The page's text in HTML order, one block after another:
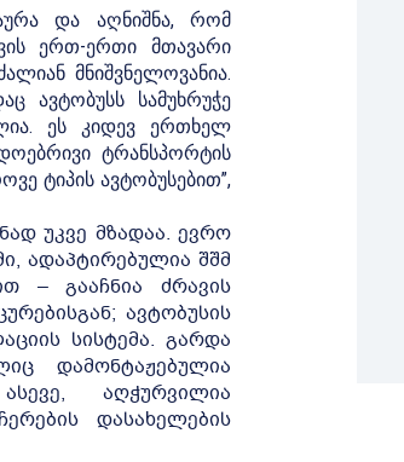
და აღნიშნა, რომ
ერთ-ერთი მთავარი
მნიშვნელოვანია.
ავტობუსს სამუხრუჭე
ეს კიდევ ერთხელ
ტრანსპორტის
ტიპის ავტობუსებით”,
უკვე მზადაა. ევრო
ადაპტირებულია შშმ
– გააჩნია ძრავის
ავტობუსის
სისტემა. გარდა
დამონტაჟებულია
აღჭურვილია
დასახელების